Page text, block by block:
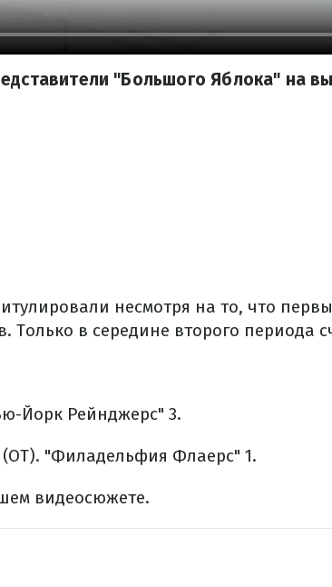
"Большого Яблока" на
несмотря на то, что
Только в середине второго периода
Йорк Рейнджерс" 3.
"Филадельфия Флаерс" 1.
видеосюжете.